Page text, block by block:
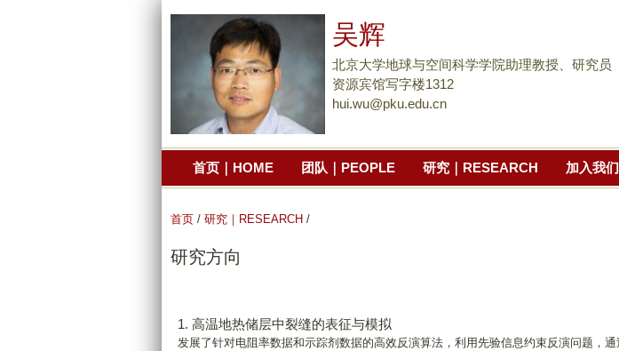
到
主
要
吴辉
北京大学地球与空间科学学院助理教授、研究员
资源宾馆写字楼1312
hui.wu@pku.edu.cn
首页｜HOME 团队｜PEOPLE 研究｜RESEARCH 加入我
首页 / 研究｜RESEARCH /
研究方向
1. 高温地热储层中裂缝的表征与模拟
发展了针对电阻率数据和示踪剂数据的高效反演算法，利用先验信息约束反演问题，